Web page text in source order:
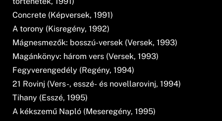
Concrete (Képversek, 1991)
A torony (Kisregény, 1992)
Mágnesmezők: bosszú-versek (Versek, 1993)
Magánkönyv: három vers (Versek, 1993)
Fegyverengedély (Regény, 1994)
21 Rovinj (Vers-, esszé- és novellarovinj, 1994)
Tihany (Esszé, 1995)
A kékszemű Napló (Meseregény, 1995)